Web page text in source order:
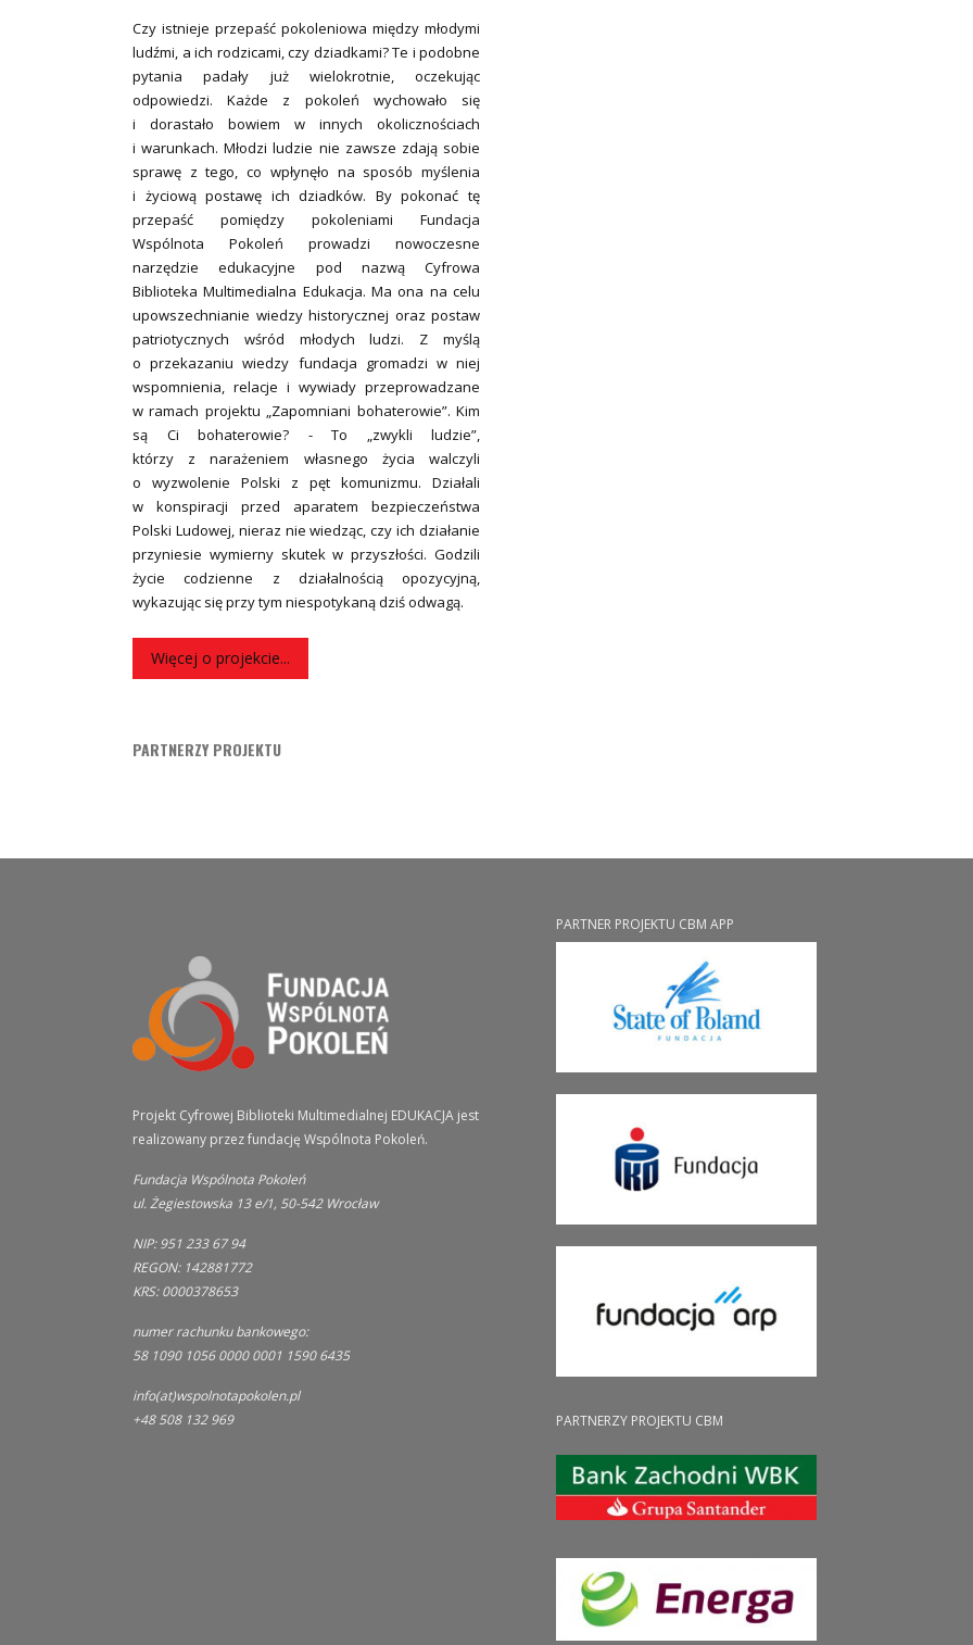
Czy istnieje przepaść pokoleniowa między młodymi
ludźmi, a ich rodzicami, czy dziadkami? Te i podobne
pytania padały już wielokrotnie, oczekując
odpowiedzi. Każde z pokoleń wychowało się
i dorastało bowiem w innych okolicznościach
i warunkach. Młodzi ludzie nie zawsze zdają sobie
sprawę z tego, co wpłynęło na sposób myślenia
i życiową postawę ich dziadków. By pokonać tę
przepaść pomiędzy pokoleniami Fundacja
Wspólnota Pokoleń prowadzi nowoczesne
narzędzie edukacyjne pod nazwą Cyfrowa
Biblioteka Multimedialna Edukacja. Ma ona na celu
upowszechnianie wiedzy historycznej oraz postaw
patriotycznych wśród młodych ludzi. Z myślą
o przekazaniu wiedzy fundacja gromadzi w niej
wspomnienia, relacje i wywiady przeprowadzane
w ramach projektu „Zapomniani bohaterowie”. Kim
są Ci bohaterowie? - To „zwykli ludzie”,
którzy z narażeniem własnego życia walczyli
o wyzwolenie Polski z pęt komunizmu. Działali
w konspiracji przed aparatem bezpieczeństwa
Polski Ludowej, nieraz nie wiedząc, czy ich działanie
przyniesie wymierny skutek w przyszłości. Godzili
życie codzienne z działalnością opozycyjną,
wykazując się przy tym niespotykaną dziś odwagą.
Więcej o projekcie...
PARTNERZY PROJEKTU
Projekt Cyfrowej Biblioteki Multimedialnej EDUKACJA jest
realizowany przez fundację Wspólnota Pokoleń.
Fundacja Wspólnota Pokoleń
ul. Żegiestowska 13 e/1, 50-542 Wrocław
NIP: 951 233 67 94
REGON: 142881772
KRS: 0000378653
numer rachunku bankowego:
58 1090 1056 0000 0001 1590 6435
info(at)wspolnotapokolen.pl
+48 508 132 969
PARTNER PROJEKTU CBM APP
PARTNERZY PROJEKTU CBM